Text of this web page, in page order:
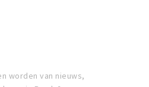
worden van nieuws,